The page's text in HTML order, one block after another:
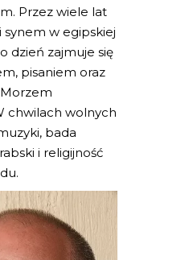
Przez wiele lat
synem w egipskiej
dzień zajmuje się
pisaniem oraz
chwilach wolnych
bada
i religijność